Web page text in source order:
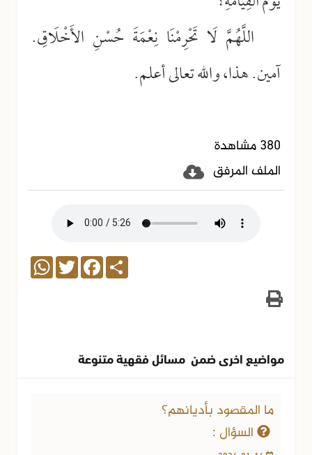
اللَّهُمَّ لَا تَحْرِمْنَا نِعْمَةَ حُسْنِ الأَخْلَاقِ.
آمين. هذا، والله تعالى أعلم.
380 مشاهدة
الملف المرفق
Share
Facebook
Twitter
WhatsApp
مواضيع اخرى ضمن مسائل فقهية متنوعة
ما المقصود بأديانهم؟
السؤال :